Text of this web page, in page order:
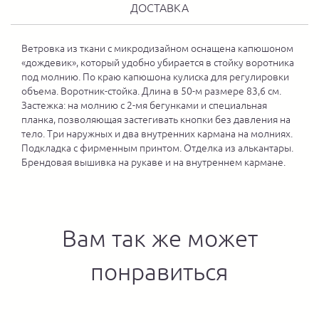
ДОСТАВКА
Ветровка из ткани с микродизайном оснащена капюшоном
«дождевик», который удобно убирается в стойку воротника
под молнию. По краю капюшона кулиска для регулировки
объема. Воротник-стойка. Длина в 50-м размере 83,6 см.
Застежка: на молнию с 2-мя бегунками и специальная
планка, позволяющая застегивать кнопки без давления на
тело. Три наружных и два внутренних кармана на молниях.
Подкладка с фирменным принтом. Отделка из алькантары.
Брендовая вышивка на рукаве и на внутреннем кармане.
Вам так же может
понравиться